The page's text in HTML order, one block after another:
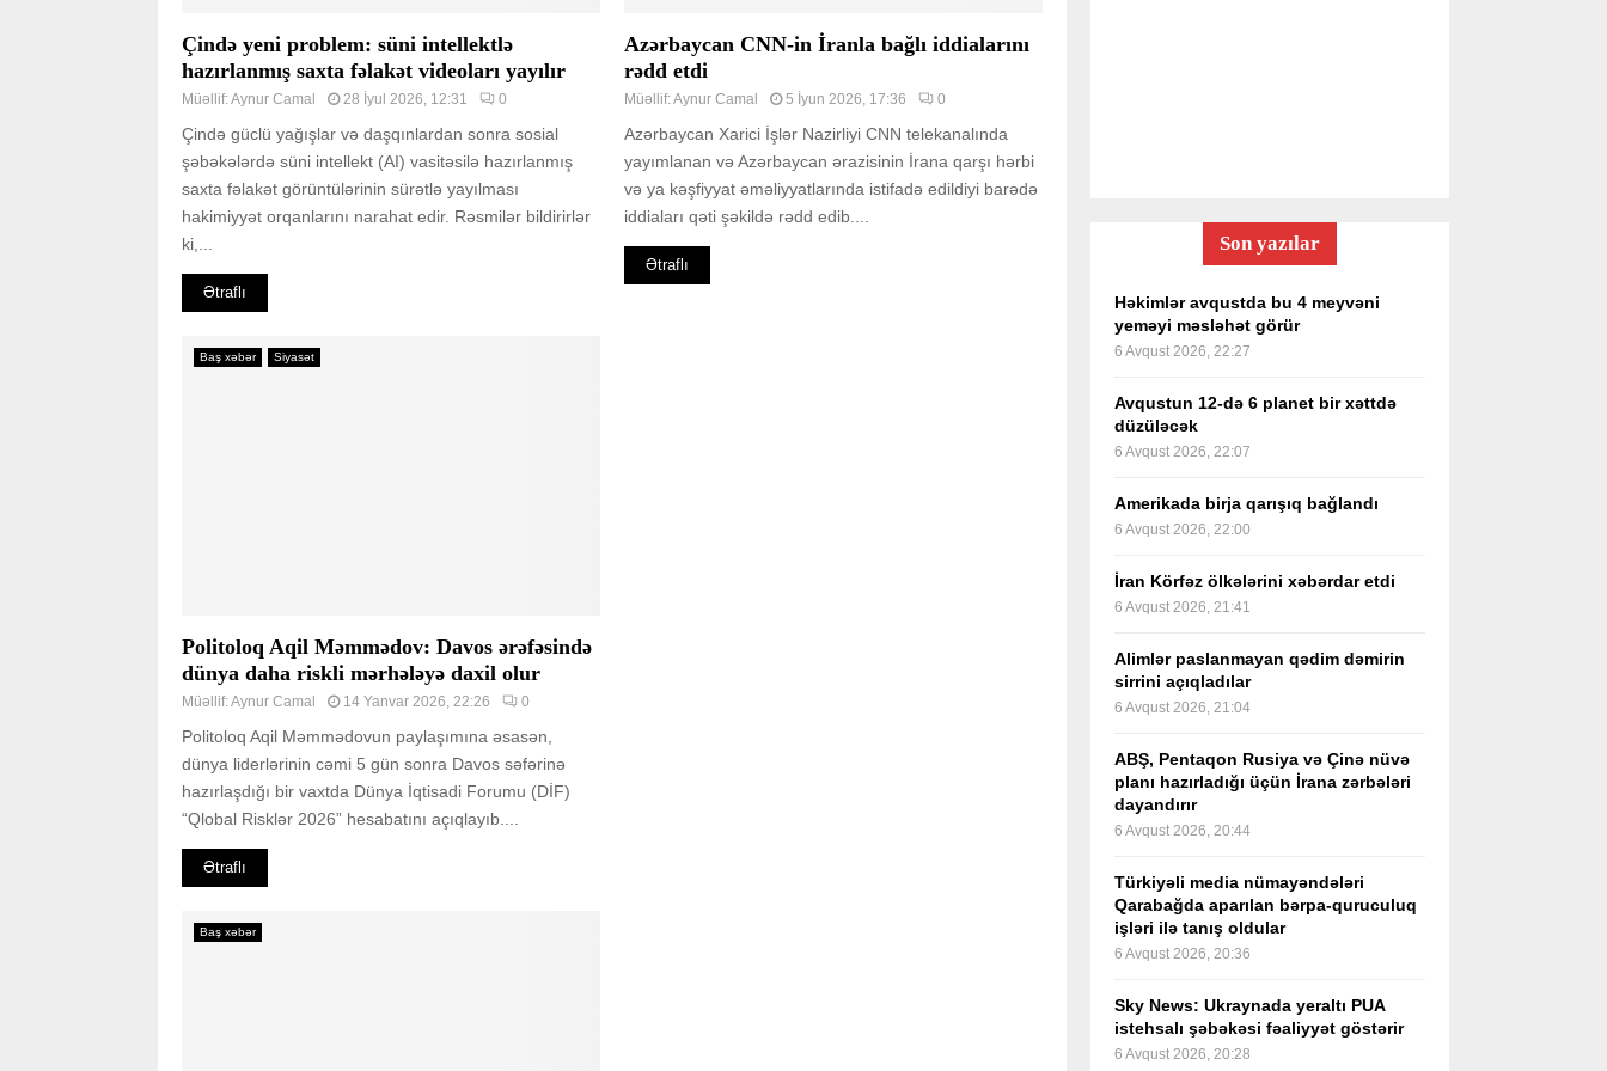
Çində yeni problem: süni intellektlə
hazırlanmış saxta fəlakət videoları yayılır
Müəllif:Aynur Camal 28 İyul 2026, 12:31 0
Çində güclü yağışlar və daşqınlardan sonra sosial
şəbəkələrdə süni intellekt (AI) vasitəsilə hazırlanmış
saxta fəlakət görüntülərinin sürətlə yayılması
hakimiyyət orqanlarını narahat edir. Rəsmilər bildirirlər
ki,...
Ətraflı
Azərbaycan CNN-in İranla bağlı iddialarını
rədd etdi
Müəllif:Aynur Camal 5 İyun 2026, 17:36 0
Azərbaycan Xarici İşlər Nazirliyi CNN telekanalında
yayımlanan və Azərbaycan ərazisinin İrana qarşı hərbi
və ya kəşfiyyat əməliyyatlarında istifadə edildiyi barədə
iddiaları qəti şəkildə rədd edib....
Ətraflı
Baş xəbər Siyasət
Politoloq Aqil Məmmədov: Davos ərəfəsində
dünya daha riskli mərhələyə daxil olur
Müəllif:Aynur Camal 14 Yanvar 2026, 22:26 0
Politoloq Aqil Məmmədovun paylaşımına əsasən,
dünya liderlərinin cəmi 5 gün sonra Davos səfərinə
hazırlaşdığı bir vaxtda Dünya İqtisadi Forumu (DİF)
“Qlobal Risklər 2026” hesabatını açıqlayıb....
Ətraflı
Baş xəbər
Son yazılar
Həkimlər avqustda bu 4 meyvəni
yeməyi məsləhət görür
6 Avqust 2026, 22:27
Avqustun 12-də 6 planet bir xəttdə
düzüləcək
6 Avqust 2026, 22:07
Amerikada birja qarışıq bağlandı
6 Avqust 2026, 22:00
İran Körfəz ölkələrini xəbərdar etdi
6 Avqust 2026, 21:41
Alimlər paslanmayan qədim dəmirin
sirrini açıqladılar
6 Avqust 2026, 21:04
ABŞ, Pentaqon Rusiya və Çinə nüvə
planı hazırladığı üçün İrana zərbələri
dayandırır
6 Avqust 2026, 20:44
Türkiyəli media nümayəndələri
Qarabağda aparılan bərpa-quruculuq
işləri ilə tanış oldular
6 Avqust 2026, 20:36
Sky News: Ukraynada yeraltı PUA
istehsalı şəbəkəsi fəaliyyət göstərir
6 Avqust 2026, 20:28